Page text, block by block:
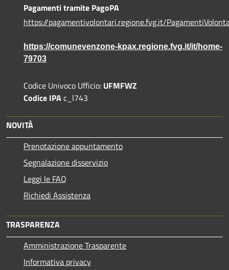
Pagamenti tramite PagoPA
https://pagamentivolontari.regione.fvg.it/
https://comunevenzone-kpax.regione.fvg.it/it/home-
79703
Codice Univoco Ufficio: UFMFWZ
Codice IPAc_l743
NOVITÀ
Prenotazione appuntamento
Segnalazione disservizio
Leggi le FAQ
Richiedi Assistenza
TRASPARENZA
Amministrazione Trasparente
Informativa privacy